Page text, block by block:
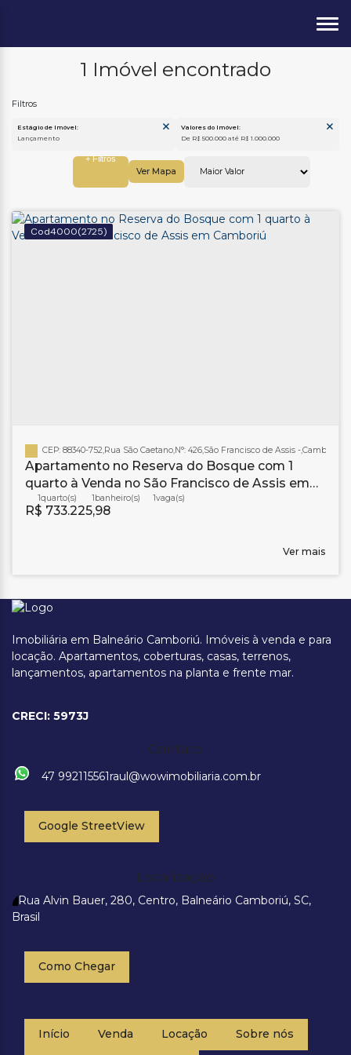
1 Imóvel encontrado
Estágio de Imóvel:
Valores do Imóvel:
Ver Mapa
4000(2725)
Apartamento no Reserva do Bosque com 1
quarto à Venda no São Francisco de Assis em
Camboriú
R$ 733.225,98
CEP: 88340-752,Rua São Caetano,N°: 426,São Francisco de Assis ,Camboriú
1 1banheiro(s) 1
Ver mais
Imobiliária em Balneário Camboriú. Imóveis à venda e para
locação. Apartamentos, coberturas, casas, terrenos,
lançamentos, apartamentos na planta e frente mar.
CRECI: 5973J
Contato
47 992115561raul@wowimobiliaria.com.br
Google StreetView
Localização
Rua Alvin Bauer, 280, Centro, Balneário Camboriú, SC,
Brasil
Como Chegar
Início Venda Locação Sobre nós